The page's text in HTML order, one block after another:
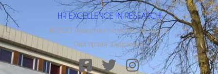
© 2023 Факултет политичких наука.
Сва права задржана.